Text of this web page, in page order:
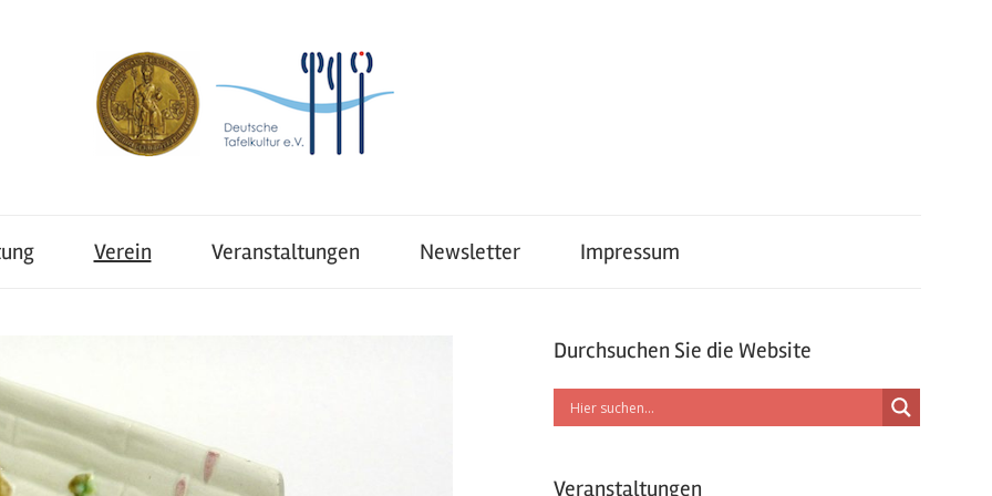
Verein Veranstaltungen Newsletter Impressum
Durchsuchen Sie die Website
Veranstaltungen